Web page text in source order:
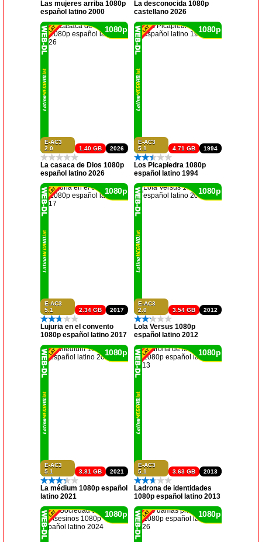
Las mujeres arriba 1080p
español latino 2000
La desconocida 1080p
castellano 2026
E-AC3
2.0
2026
1.40 GB
1080p
La casaca de Dios 1080p
español latino 2026
E-AC3
5.1
1994
4.71 GB
1080p
Los Picapiedra 1080p
español latino 1994
E-AC3
5.1
2017
2.34 GB
1080p
Lujuria en el convento
1080p español latino 2017
E-AC3
2.0
2012
3.54 GB
1080p
Lola Versus 1080p
español latino 2012
E-AC3
5.1
2021
3.81 GB
1080p
La médium 1080p español
latino 2021
E-AC3
5.1
2013
3.63 GB
1080p
Ladrona de identidades
1080p español latino 2013
1080p 1080p